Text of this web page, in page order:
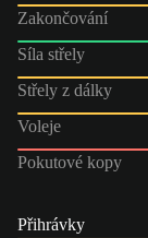
Zakončování
Síla střely
Střely z dálky
Voleje
Pokutové kopy
Přihrávky